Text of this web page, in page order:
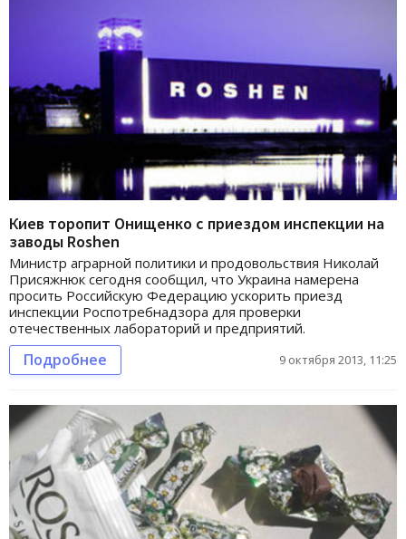
Киев торопит Онищенко с приездом инспекции на
заводы Roshen
Министр аграрной политики и продовольствия Николай
Присяжнюк сегодня сообщил, что Украина намерена
просить Российскую Федерацию ускорить приезд
инспекции Роспотребнадзора для проверки
отечественных лабораторий и предприятий.
Подробнее 9 октября 2013, 11:25